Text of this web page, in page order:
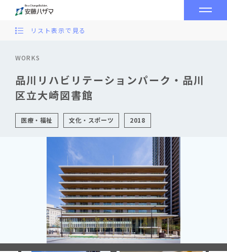
WORKS
品川リハビリテーションパーク・品川
区立大崎図書館
医療・福祉 文化・スポーツ 2018
リスト表示で見る